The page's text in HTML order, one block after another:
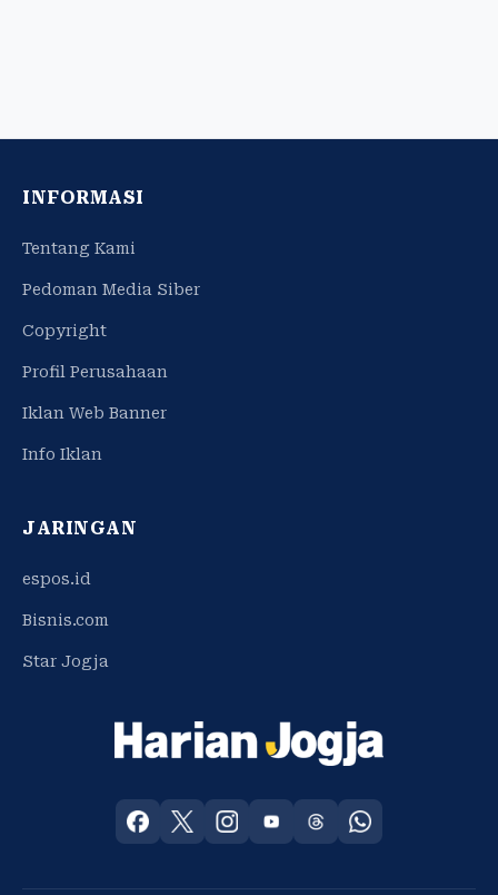
INFORMASI
Tentang Kami
Pedoman Media Siber
Copyright
Profil Perusahaan
Iklan Web Banner
Info Iklan
JARINGAN
espos.id
Bisnis.com
Star Jogja